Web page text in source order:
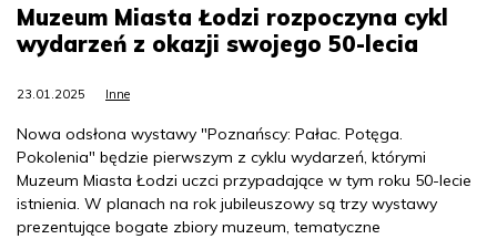
Muzeum Miasta Łodzi rozpoczyna cykl
wydarzeń z okazji swojego 50-lecia
23.01.2025 Inne
Nowa odsłona wystawy "Poznańscy: Pałac. Potęga.
Pokolenia" będzie pierwszym z cyklu wydarzeń, którymi
Muzeum Miasta Łodzi uczci przypadające w tym roku 50-lecie
istnienia. W planach na rok jubileuszowy są trzy wystawy
prezentujące bogate zbiory muzeum, tematyczne